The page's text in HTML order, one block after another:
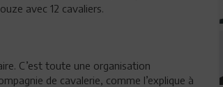
avec 12 cavaliers.
C’est toute une organisation
de cavalerie, comme l’explique à